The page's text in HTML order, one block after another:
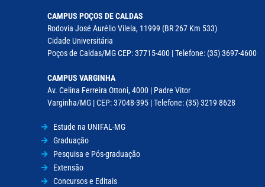
CAMPUS POÇOS DE CALDAS
Rodovia José Aurélio Vilela, 11999 (BR 267 Km 533)
Cidade Universitária
Poços de Caldas/MG CEP: 37715-400 | Telefone: (35) 3697-4600
CAMPUS VARGINHA
Av. Celina Ferreira Ottoni, 4000 | Padre Vitor
Varginha/MG | CEP: 37048-395 | Telefone: (35) 3219 8628
Estude na UNIFAL-MG
Graduação
Pesquisa e Pós-graduação
Extensão
Concursos e Editais